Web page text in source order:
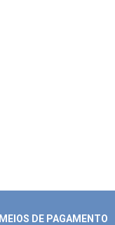
MEIOS DE PAGAMENTO